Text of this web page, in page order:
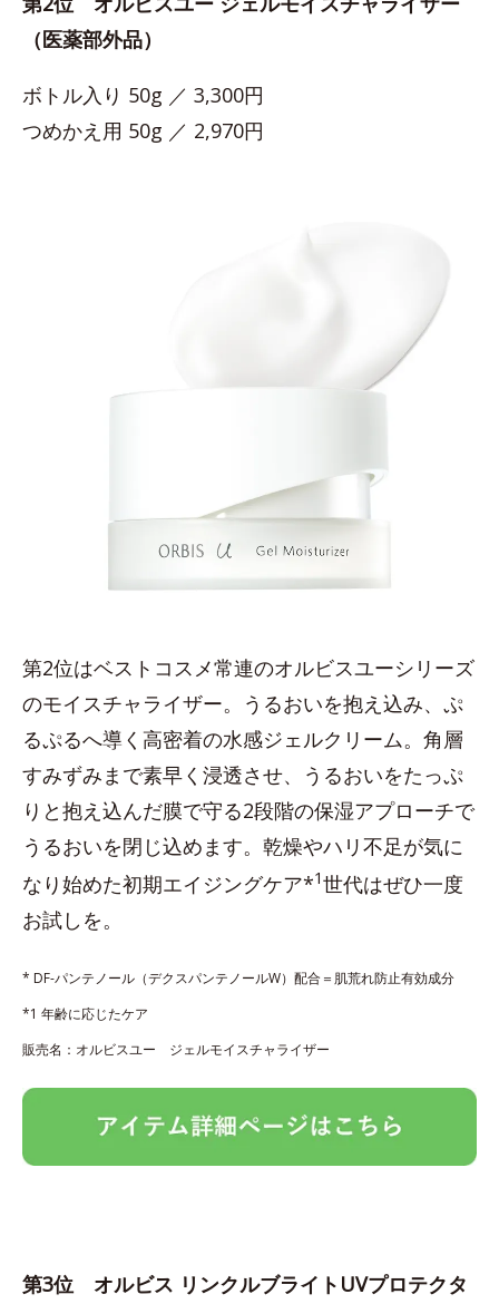
（医薬部外品）
ボトル入り 50g ／ 3,300円
つめかえ用 50g ／ 2,970円
第2位はベストコスメ常連のオルビスユーシリーズ
のモイスチャライザー。うるおいを抱え込み、ぷ
るぷるへ導く高密着の水感ジェルクリーム。角層
すみずみまで素早く浸透させ、うるおいをたっぷ
りと抱え込んだ膜で守る2段階の保湿アプローチで
うるおいを閉じ込めます。乾燥やハリ不足が気に
なり始めた初期エイジングケア*1世代はぜひ一度
お試しを。
* DF-パンテノール（デクスパンテノールW）配合＝肌荒れ防止有効成分
*1 年齢に応じたケア
販売名：オルビスユー ジェルモイスチャライザー
第3位 オルビス リンクルブライトUVプロテクタ